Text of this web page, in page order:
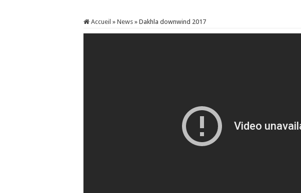
Accueil » News » Dakhla downwind 2017